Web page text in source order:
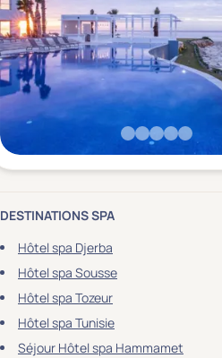
DESTINATIONS SPA
Hôtel spa Djerba
Hôtel spa Sousse
Hôtel spa Tozeur
Hôtel spa Tunisie
Séjour Hôtel spa Hammamet